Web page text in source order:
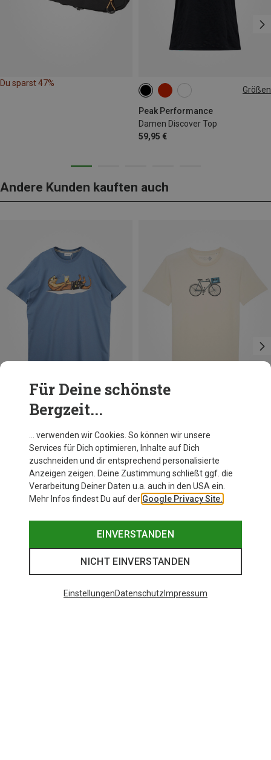
Du sparst 47%
Größen
Peak Performance
Damen Discover Top
59,95 €
XS S
Andere Kunden kauften auch
Herren An Otter Vacation T-Shirt
M L XL
Bavarian Caps
36,76 €
3XL
Für Deine schönste
Bergzeit...
… verwenden wir Cookies. So können wir unsere
Services für Dich optimieren, Inhalte auf Dich
zuschneiden und dir entsprechend personalisierte
Anzeigen zeigen. Deine Zustimmung schließt ggf. die
Verarbeitung Deiner Daten u.a. auch in den USA ein.
Mehr Infos findest Du auf der Google Privacy Site.
EINVERSTANDEN
NICHT EINVERSTANDEN
EinstellungenDatenschutz Impressum